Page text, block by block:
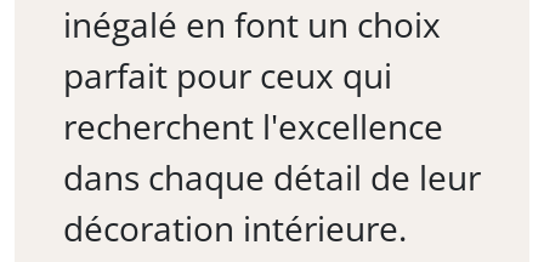
inégalé en font un choix
parfait pour ceux qui
recherchent l'excellence
dans chaque détail de leur
décoration intérieure.